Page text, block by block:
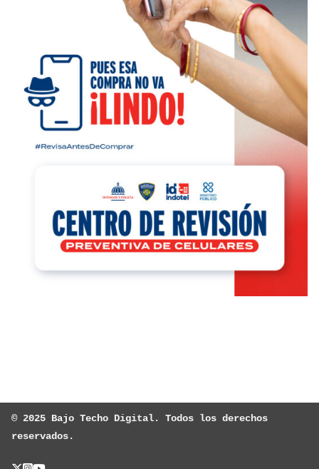
© 2025 Bajo Techo Digital. Todos los derechos
reservados.